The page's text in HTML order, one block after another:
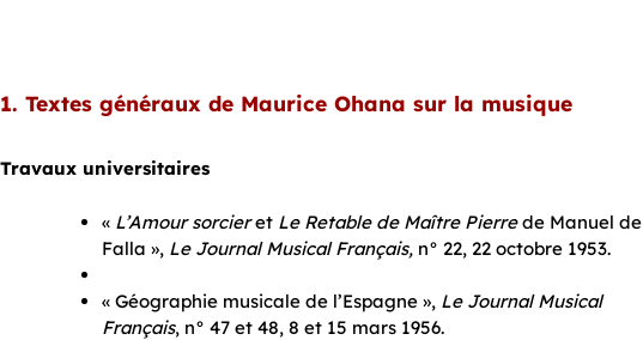
1. Textes généraux de Maurice Ohana sur la musique
Travaux universitaires
« L’Amour sorcieret Le Retable de Maître Pierrede Manuel de
Falla », Le Journal Musical Français, n° 22, 22 octobre 1953.
« Géographie musicale de l’Espagne », Le Journal Musical
Français, n° 47 et 48, 8 et 15 mars 1956.